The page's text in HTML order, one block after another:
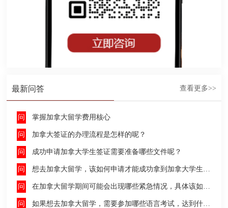
最新问答 查看更多>>
掌握加拿大留学费用核心
加拿大签证的办理流程是怎样的呢？
成功申请加拿大学生签证需要准备哪些文件呢？
想去加拿大留学，该如何申请才能成功拿到加拿大学生签证呢？
在加拿大留学期间可能会出现哪些紧急情况，具体该如何去处理这些紧急情况呢？
如果想去加拿大留学，需要参加哪些语言考试，达到什么水平才能申请呢？